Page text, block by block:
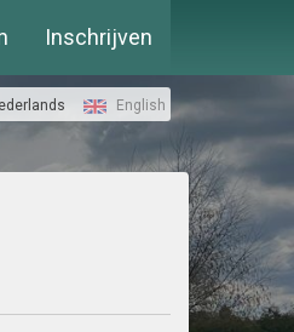
Inschrijven
English